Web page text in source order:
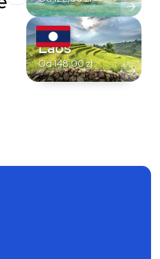
Laos
Od148,00zł